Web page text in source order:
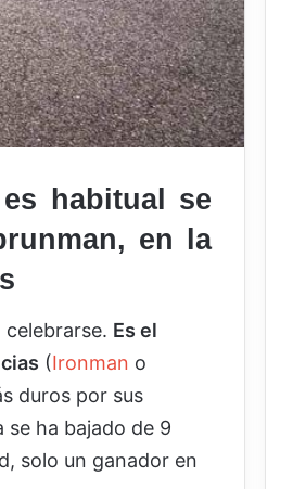
habitual se
en la
Es el
(Ironman o
duros por sus
se ha bajado de 9
solo un ganador en